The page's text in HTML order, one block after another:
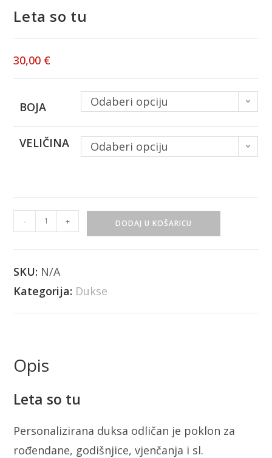
Leta so tu
30,00 €
BOJA Odaberi opciju
VELIČINA Odaberi opciju
- + DODAJ U KOŠARICU
SKU: N/A
Kategorija: Dukse
Opis
Leta so tu
Personalizirana duksa odličan je poklon za
rođendane, godišnjice, vjenčanja i sl.